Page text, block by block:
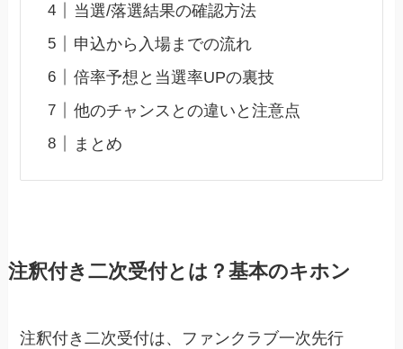
当選/落選結果の確認方法
申込から入場までの流れ
倍率予想と当選率UPの裏技
他のチャンスとの違いと注意点
まとめ
注釈付き二次受付とは？基本のキホン
注釈付き二次受付は、ファンクラブ一次先行